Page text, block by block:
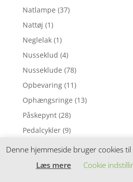
Natlampe (37)
Nattøj (1)
Neglelak (1)
Nusseklud (4)
Nusseklude (78)
Opbevaring (11)
Ophængsringe (13)
Påskepynt (28)
Pedalcykler (9)
Perleplader
(49)
Perler
Denne hjemmeside bruger cookies
Læs mere
Cookie